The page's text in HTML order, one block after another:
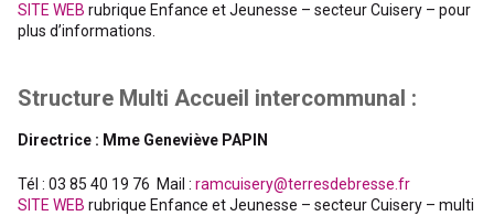
SITE WEB rubrique Enfance et Jeunesse – secteur Cuisery – pour
plus d’informations.
Structure Multi Accueil intercommunal :
Directrice : Mme Geneviève PAPIN
Tél : 03 85 40 19 76 Mail : ramcuisery@terresdebresse.fr
SITE WEB rubrique Enfance et Jeunesse – secteur Cuisery – multi